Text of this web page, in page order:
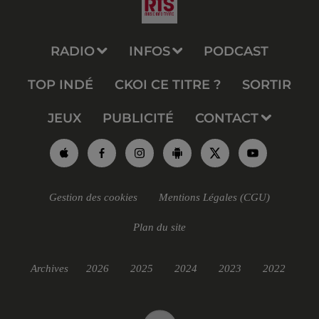
RADIO INFOS PODCAST
TOP INDÉ CKOI CE TITRE ? SORTIR
JEUX PUBLICITÉ CONTACT
Gestion des cookies Mentions Légales (CGU)
Plan du site
Archives 2026 2025 2024 2023 2022